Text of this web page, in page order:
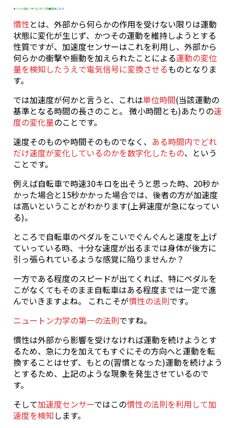
★ジャイロセンサーについての解説はこちら
慣性とは、外部から何らかの作用を受けない限りは運動
状態に変化が生じず、かつその運動を維持しようとする
性質ですが、加速度センサーはこれを利用し、外部から
何らかの衝撃や振動を加えられたことによる運動の変位
量を検知したうえで電気信号に変換させるものとなりま
す。
では加速度が何かと言うと、これは単位時間(当該運動の
基準となる時間の長さのこと。 微小時間とも)あたりの速
度の変化量のことです。
速度そのものや時間そのものでなく、 ある時間内でどれ
だけ速度が変化しているのかを数字化したもの、という
ことです。
例えば自転車で時速30キロを出そうと思った時、20秒か
かった場合と15秒かかった場合では、後者の方が加速度
は高いということがわかります(上昇速度が急になってい
る)。
ところで自転車のペダルをこいでぐんぐんと速度を上げ
ていっている時、十分な速度が出るまでは身体が後方に
引っ張られているような感覚に陥りませんか？
一方である程度のスピードが出てくれば、特にペダルを
こがなくてもそのまま自転車はある程度までは一定で進
んでいきますよね。 これこそが慣性の法則です。
ニュートン力学の第一の法則ですね。
慣性は外部から影響を受けなければ運動を続けようとす
るため、急に力を加えてもすぐにその方向へと運動を転
換することはせず、もとの(習慣となった)運動を続けよう
とするため、上記のような現象を発生させているので
す。
そして加速度センサーではこの慣性の法則を利用して加
速度を検知します。